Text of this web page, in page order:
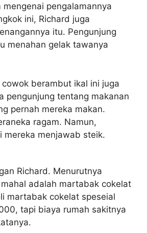
pengalamannya
ini, Richard juga
itu. Pengunjung
menahan gelak tawanya
berambut ikal ini juga
pengunjung tentang makanan
pernah mereka makan.
ragam. Namun,
mereka menjawab steik.
Richard. Menurutnya
adalah martabak cokelat
martabak cokelat speseial
tapi biaya rumah sakitnya